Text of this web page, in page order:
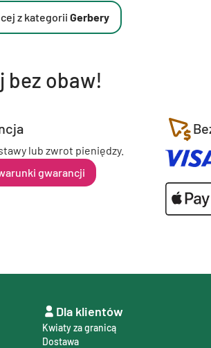
z kategoriiGerbery
bez obaw!
lub zwrot pieniędzy.
gwarancji
Dla klientów
Kwiaty za granicą
Dostawa